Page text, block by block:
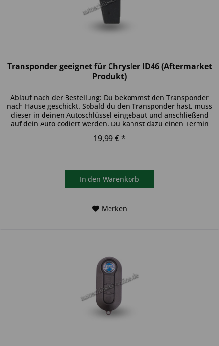
Transponder geeignet für Chrysler ID46 (Aftermarket
Produkt)
Ablauf nach der Bestellung: Du bekommst den Transponder
nach Hause geschickt. Sobald du den Transponder hast, muss
dieser in deinen Autoschlüssel eingebaut und anschließend
auf dein Auto codiert werden. Du kannst dazu einen Termin
19,99 € *
In den Warenkorb
Merken